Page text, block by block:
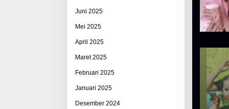
Juni 2025
Mei 2025
April 2025
Maret 2025
Februari 2025
Januari 2025
Desember 2024